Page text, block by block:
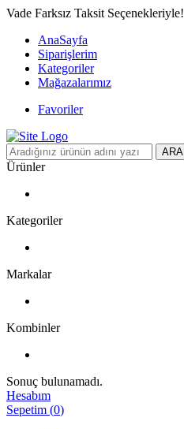
Vade Farksız Taksit Seçenekleriyle!
AnaSayfa
Siparişlerim
Kategoriler
Mağazalarımız
Favoriler
ARA
Ürünler
Kategoriler
Markalar
Kombinler
Sonuç bulunamadı.
Hesabım
Sepetim (0)